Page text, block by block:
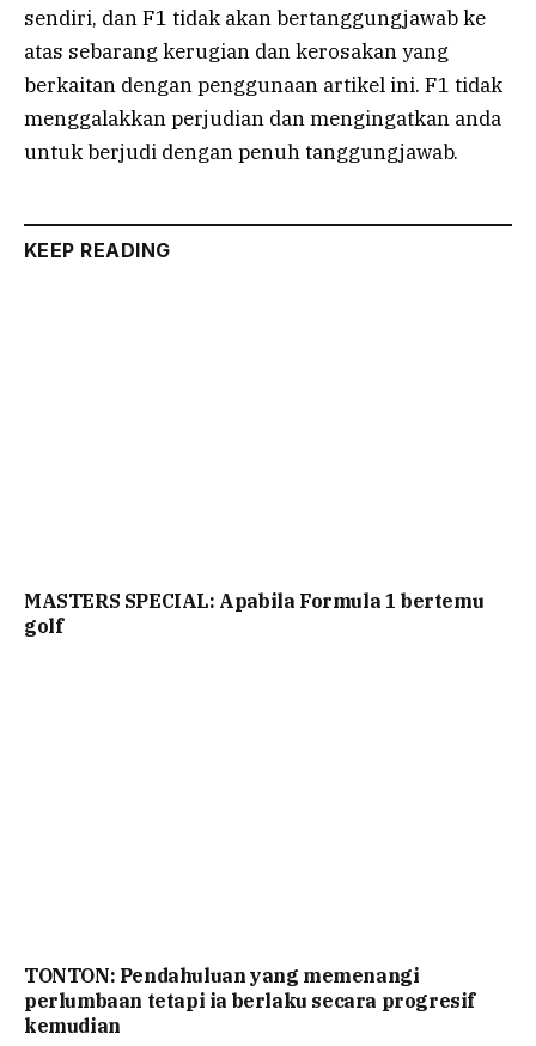
sendiri, dan F1 tidak akan bertanggungjawab ke
atas sebarang kerugian dan kerosakan yang
berkaitan dengan penggunaan artikel ini. F1 tidak
menggalakkan perjudian dan mengingatkan anda
untuk berjudi dengan penuh tanggungjawab.
KEEP READING
MASTERS SPECIAL: Apabila Formula 1 bertemu
golf
TONTON: Pendahuluan yang memenangi
perlumbaan tetapi ia berlaku secara progresif
kemudian